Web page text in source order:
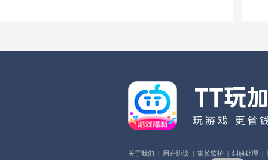
关于我们 | 用户协议 | 家长监护 | 纠纷处理 |